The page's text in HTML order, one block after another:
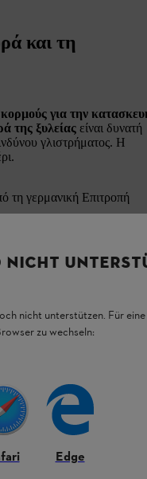
και τη
για την
της ξυλείας είναι δυνατή
γλιστρήματος. Η
τη γερμανική Επιτροπή
NICHT
nicht unterstützen. Für
zu wechseln:
Edge